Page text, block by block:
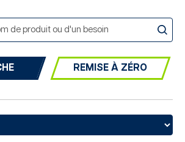
REMISE À ZÉRO